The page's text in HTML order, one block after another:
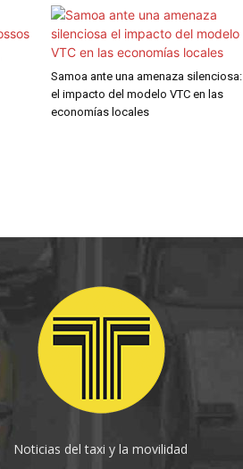
Samoa ante una amenaza silenciosa:
el impacto del modelo VTC en las
economías locales
Noticias del taxi y la movilidad